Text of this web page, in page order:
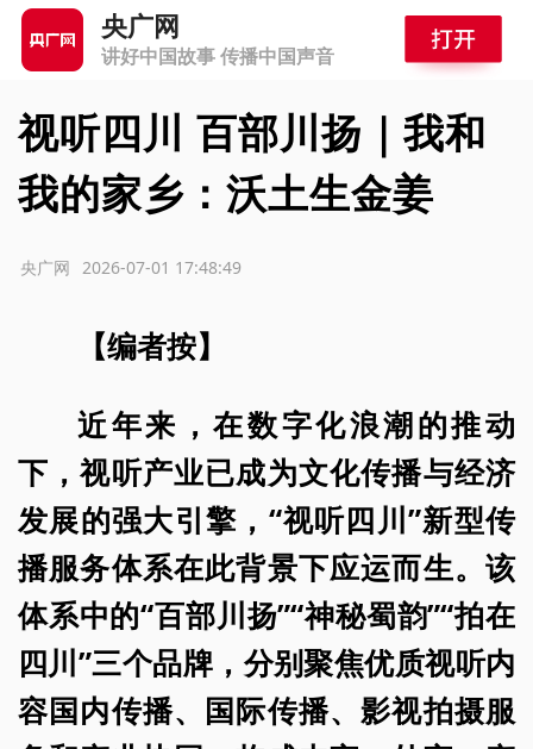
央广网
讲好中国故事 传播中国声音
视听四川 百部川扬｜我和
我的家乡：沃土生金姜
2026-07-01 17:48:49
央广网
【编者按】
近年来，在数字化浪潮的推动
下，视听产业已成为文化传播与经济
发展的强大引擎，“视听四川”新型传
播服务体系在此背景下应运而生。该
体系中的“百部川扬”“神秘蜀韵”“拍在
四川”三个品牌，分别聚焦优质视听内
容国内传播、国际传播、影视拍摄服